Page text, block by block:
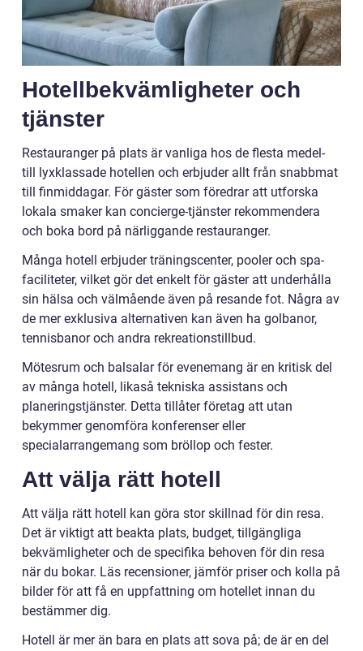
Hotellbekvämligheter och
tjänster
Restauranger på plats är vanliga hos de flesta medel-
till lyxklassade hotellen och erbjuder allt från snabbmat
till finmiddagar. För gäster som föredrar att utforska
lokala smaker kan concierge-tjänster rekommendera
och boka bord på närliggande restauranger.
Många hotell erbjuder träningscenter, pooler och spa-
faciliteter, vilket gör det enkelt för gäster att underhålla
sin hälsa och välmående även på resande fot. Några av
de mer exklusiva alternativen kan även ha golbanor,
tennisbanor och andra rekreationstillbud.
Mötesrum och balsalar för evenemang är en kritisk del
av många hotell, likaså tekniska assistans och
planeringstjänster. Detta tillåter företag att utan
bekymmer genomföra konferenser eller
specialarrangemang som bröllop och fester.
Att välja rätt hotell
Att välja rätt hotell kan göra stor skillnad för din resa.
Det är viktigt att beakta plats, budget, tillgängliga
bekvämligheter och de specifika behoven för din resa
när du bokar. Läs recensioner, jämför priser och kolla på
bilder för att få en uppfattning om hotellet innan du
bestämmer dig.
Hotell är mer än bara en plats att sova på; de är en del